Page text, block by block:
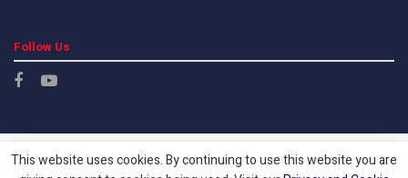
Follow Us
This website uses cookies. By continuing to use this website you are